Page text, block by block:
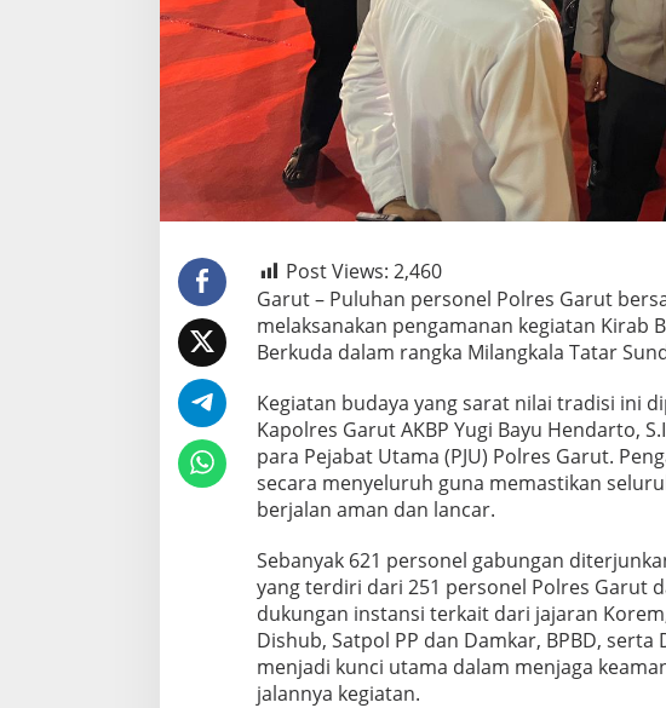
Post Views: 2,460
Garut – Puluhan personel Polres Garut
melaksanakan pengamanan kegiatan Kirab
Berkuda dalam rangka Milangkala Tatar
Kegiatan budaya yang sarat nilai tradisi ini
Kapolres Garut AKBP Yugi Bayu Hendarto,
para Pejabat Utama (PJU) Polres Garut.
secara menyeluruh guna memastikan
berjalan aman dan lancar.
Sebanyak 621 personel gabungan
yang terdiri dari 251 personel Polres Garut
dukungan instansi terkait dari jajaran
Dishub, Satpol PP dan Damkar, BPBD, serta
menjadi kunci utama dalam menjaga
jalannya kegiatan.